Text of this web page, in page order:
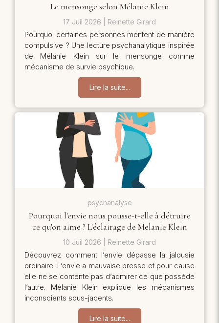
Le mensonge selon Mélanie Klein
17 Juil 2026 Reinette Girard
Pourquoi certaines personnes mentent de manière
compulsive ? Une lecture psychanalytique inspirée
de Mélanie Klein sur le mensonge comme
mécanisme de survie psychique.
Lire la suite...
psychanalyse
Pourquoi l'envie nous pousse-t-elle à détruire
ce qu'on aime ? L'éclairage de Melanie Klein
10 Juil 2026 Reinette Girard
Découvrez comment l’envie dépasse la jalousie
ordinaire. L’envie a mauvaise presse et pour cause
elle ne se contente pas d’admirer ce que possède
l’autre. Mélanie Klein explique les mécanismes
inconscients sous-jacents.
Lire la suite...